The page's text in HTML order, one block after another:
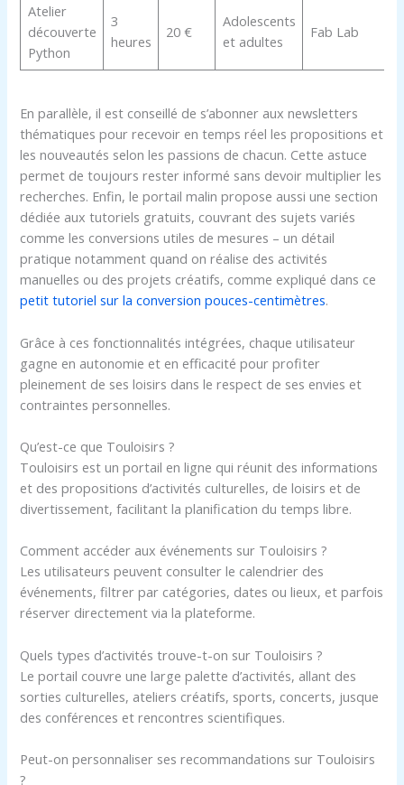
Atelier
découverte
Python
3
heures
20 €
Adolescents
et adultes
Fab Lab
En parallèle, il est conseillé de s’abonner aux newsletters
thématiques pour recevoir en temps réel les propositions et
les nouveautés selon les passions de chacun. Cette astuce
permet de toujours rester informé sans devoir multiplier les
recherches. Enfin, le portail malin propose aussi une section
dédiée aux tutoriels gratuits, couvrant des sujets variés
comme les conversions utiles de mesures – un détail
pratique notamment quand on réalise des activités
manuelles ou des projets créatifs, comme expliqué dans ce
petit tutoriel sur la conversion pouces-centimètres.
Grâce à ces fonctionnalités intégrées, chaque utilisateur
gagne en autonomie et en efficacité pour profiter
pleinement de ses loisirs dans le respect de ses envies et
contraintes personnelles.
Qu’est-ce que Touloisirs ?
Touloisirs est un portail en ligne qui réunit des informations
et des propositions d’activités culturelles, de loisirs et de
divertissement, facilitant la planification du temps libre.
Comment accéder aux événements sur Touloisirs ?
Les utilisateurs peuvent consulter le calendrier des
événements, filtrer par catégories, dates ou lieux, et parfois
réserver directement via la plateforme.
Quels types d’activités trouve-t-on sur Touloisirs ?
Le portail couvre une large palette d’activités, allant des
sorties culturelles, ateliers créatifs, sports, concerts, jusque
des conférences et rencontres scientifiques.
Peut-on personnaliser ses recommandations sur Touloisirs
?